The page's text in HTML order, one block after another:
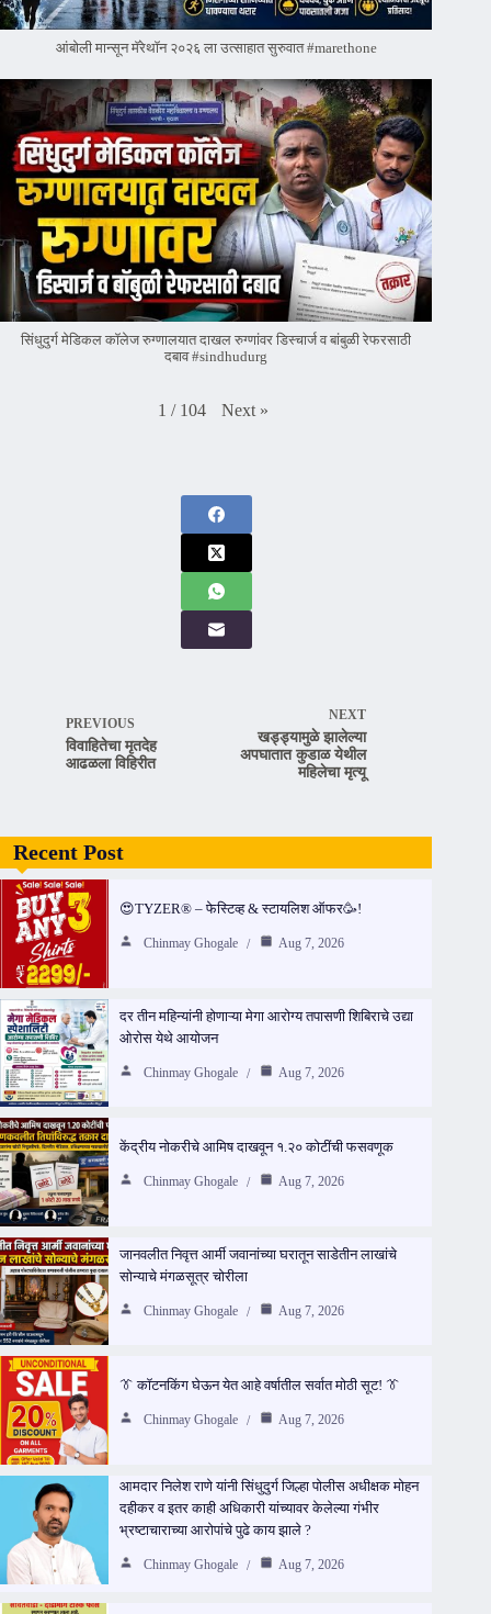
आंबोली मान्सून मॅरेथॉन २०२६ ला उत्साहात सुरुवात #marethone
सिंधुदुर्ग मेडिकल कॉलेज रुग्णालयात दाखल रुग्णांवर डिस्चार्ज व बांबुळी रेफरसाठी
दबाव #sindhudurg
1 / 104 Next »
PREVIOUS
विवाहितेचा मृतदेह
आढळला विहिरीत
NEXT
खड्ड्यामुळे झालेल्या
अपघातात कुडाळ येथील
महिलेचा मृत्यू
Recent Post
😍TYZER® – फेस्टिव्ह & स्टायलिश ऑफर🥳!
Chinmay Ghogale Aug 7, 2026
दर तीन महिन्यांनी होणाऱ्या मेगा आरोग्य तपासणी शिबिराचे उद्या
ओरोस येथे आयोजन
Chinmay Ghogale Aug 7, 2026
केंद्रीय नोकरीचे आमिष दाखवून १.२० कोटींची फसवणूक
Chinmay Ghogale Aug 7, 2026
जानवलीत निवृत्त आर्मी जवानांच्या घरातून साडेतीन लाखांचे
सोन्याचे मंगळसूत्र चोरीला
Chinmay Ghogale Aug 7, 2026
👔 कॉटनकिंग घेऊन येत आहे वर्षातील सर्वात मोठी सूट! 👔
Chinmay Ghogale Aug 7, 2026
आमदार निलेश राणे यांनी सिंधुदुर्ग जिल्हा पोलीस अधीक्षक मोहन
दहीकर व इतर काही अधिकारी यांच्यावर केलेल्या गंभीर
भ्रष्टाचाराच्या आरोपांचे पुढे काय झाले ?
Chinmay Ghogale Aug 7, 2026